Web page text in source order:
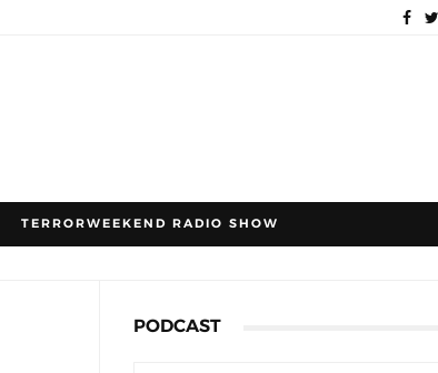
TERRORWEEKEND RADIO SHOW
PODCAST